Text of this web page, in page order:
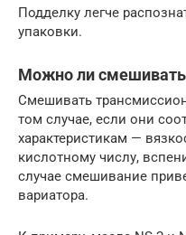
Подделку легче
упаковки.
Можно ли
Смешивать
том случае, если они
характеристикам —
кислотному числу,
случае смешивание
вариатора.